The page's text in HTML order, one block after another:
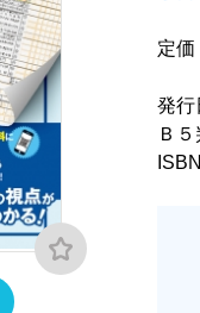
定
発行
Ｂ